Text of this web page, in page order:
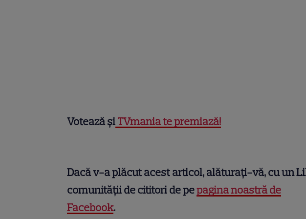
Votează şiTVmania te premiază!
Dacă v-a plăcut acest articol, alăturați-vă, cu un
comunității de cititori de pepagina noastră de
Facebook.